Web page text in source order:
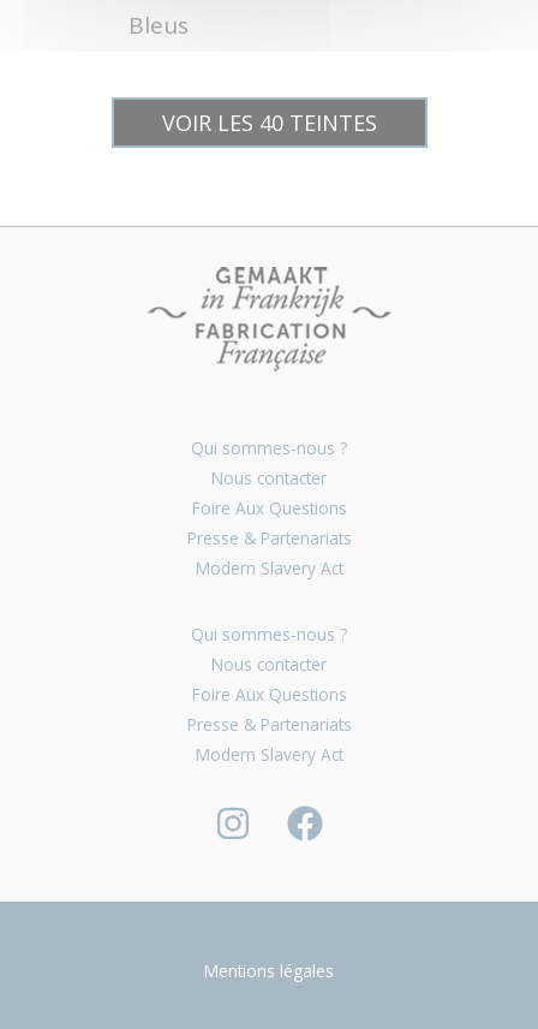
Bleus
VOIR LES 40 TEINTES
Qui sommes-nous ?
Nous contacter
Foire Aux Questions
Presse & Partenariats
Modern Slavery Act
Qui sommes-nous ?
Nous contacter
Foire Aux Questions
Presse & Partenariats
Modern Slavery Act
Mentions légales